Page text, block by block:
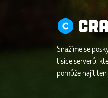
Snažíme se
tisíce serverů,
pomůže najít ten